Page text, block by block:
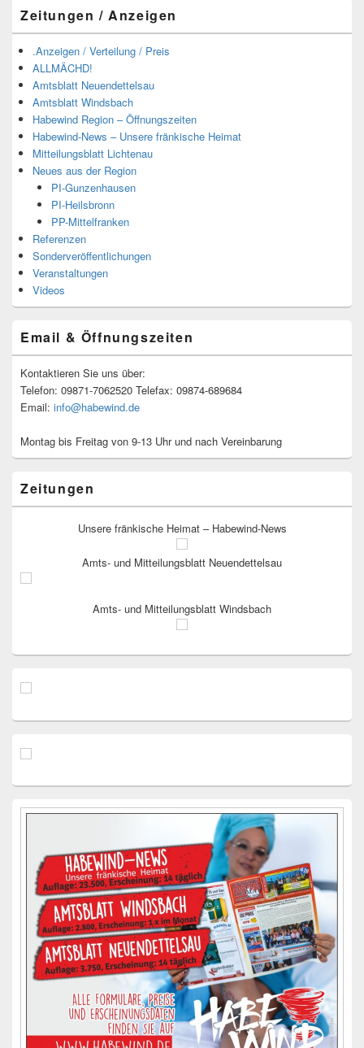
Zeitungen / Anzeigen
.Anzeigen / Verteilung / Preis
ALLMÄCHD!
Amtsblatt Neuendettelsau
Amtsblatt Windsbach
Habewind Region – Öffnungszeiten
Habewind-News – Unsere fränkische Heimat
Mitteilungsblatt Lichtenau
Neues aus der Region
PI-Gunzenhausen
PI-Heilsbronn
PP-Mittelfranken
Referenzen
Sonderveröffentlichungen
Veranstaltungen
Videos
Email & Öffnungszeiten
Kontaktieren Sie uns über:
Telefon: 09871-7062520 Telefax: 09874-689684
Email: info@habewind.de
Montag bis Freitag von 9-13 Uhr und nach Vereinbarung
Zeitungen
Unsere fränkische Heimat – Habewind-News
Amts- und Mitteilungsblatt Neuendettelsau
Amts- und Mitteilungsblatt Windsbach